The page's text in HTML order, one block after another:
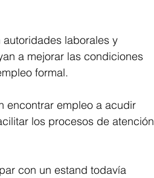
laborales y
a mejorar las condiciones
formal.
encontrar empleo a acudir
los procesos de atención
con un estand todavía